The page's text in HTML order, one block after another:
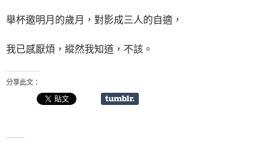
舉杯邀明月的歲月，對影成三人的自適，
我已感厭煩，縱然我知道，不該。
分享此文：